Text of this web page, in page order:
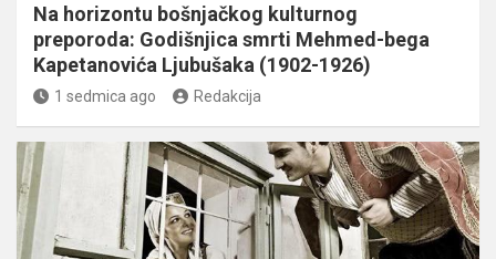
Na horizontu bošnjačkog kulturnog
preporoda: Godišnjica smrti Mehmed-bega
Kapetanovića Ljubušaka (1902-1926)
1 sedmica ago Redakcija